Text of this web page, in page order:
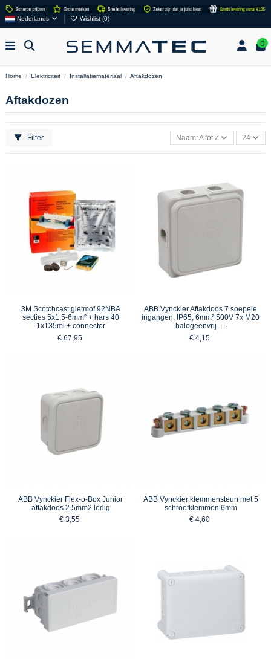
Nederlands Wishlist (0)
0
Home Elektriciteit Installatiemateriaal Aftakdozen
Aftakdozen
Filter Naam: A tot Z 24
3M Scotchcast gietmof 92NBA
secties 5x1,5-6mm² + hars 40
1x135ml + connector
€ 67,95
ABB Vynckier Aftakdoos 7 soepele
ingangen, IP65, 6mm² 500V 7x M20
halogeenvrij -...
€ 4,15
ABB Vynckier Flex-o-Box Junior
aftakdoos 2.5mm2 ledig
€ 3,55
ABB Vynckier klemmensteun met 5
schroefklemmen 6mm
€ 4,60